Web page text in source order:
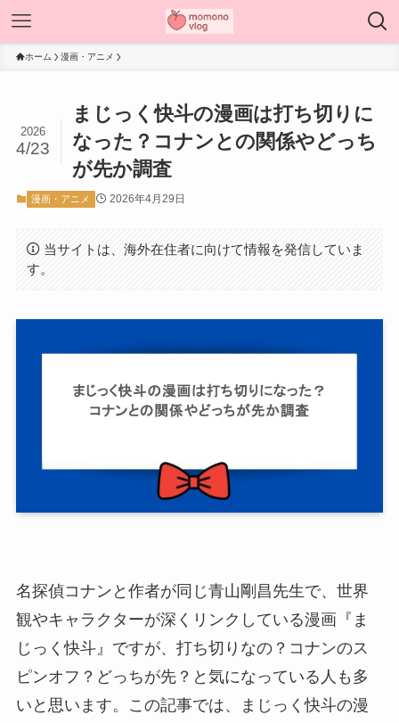
ホーム 漫画・アニメ
まじっく快斗の漫画は打ち切りに
なった？コナンとの関係やどっち
が先か調査
2026
4/23
漫画・アニメ 2026年4月29日
当サイトは、海外在住者に向けて情報を発信していま
す。
名探偵コナンと作者が同じ青山剛昌先生で、世界
観やキャラクターが深くリンクしている漫画『ま
じっく快斗』ですが、打ち切りなの？コナンのス
ピンオフ？どっちが先？と気になっている人も多
いと思います。この記事では、まじっく快斗の漫